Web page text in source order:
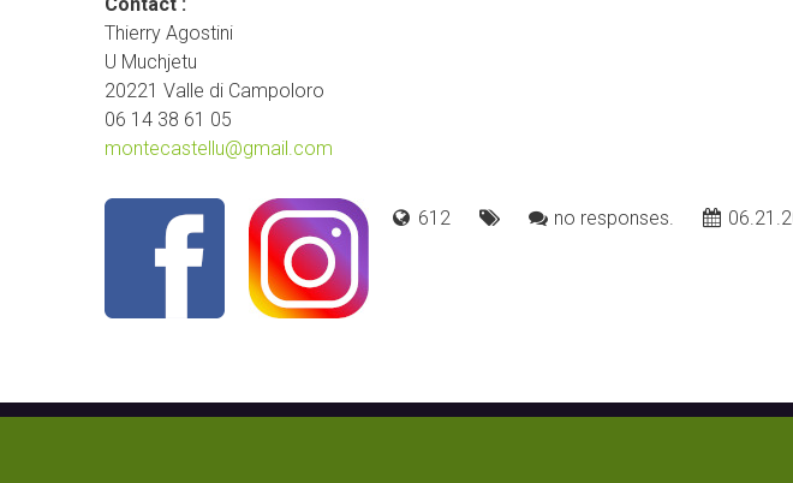
Thierry Agostini
U Muchjetu
20221 Valle di Campoloro
06 14 38 61 05
montecastellu@gmail.com
612 no responses.